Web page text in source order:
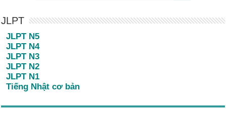
JLPT
JLPT N5
JLPT N4
JLPT N3
JLPT N2
JLPT N1
Tiếng Nhật cơ bản